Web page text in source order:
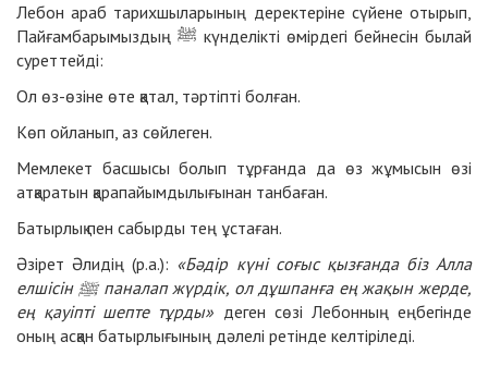
Лебон араб тарихшыларының деректеріне сүйене отырып,
Пайғамбарымыздың ﷺ күнделікті өмірдегі бейнесін былай
суреттейді:
Ол өз-өзіне өте қатал, тәртіпті болған.
Көп ойланып, аз сөйлеген.
Мемлекет басшысы болып тұрғанда да өз жұмысын өзі
атқаратын қарапайымдылығынан танбаған.
Батырлық пен сабырды тең ұстаған.
Әзірет Әлидің (р.а.): «Бәдір күні соғыс қызғанда біз Алла
елшісін ﷺ паналап жүрдік, ол дұшпанға ең жақын жерде,
ең қауіпті шепте тұрды» деген сөзі Лебонның еңбегінде
оның асқан батырлығының дәлелі ретінде келтіріледі.